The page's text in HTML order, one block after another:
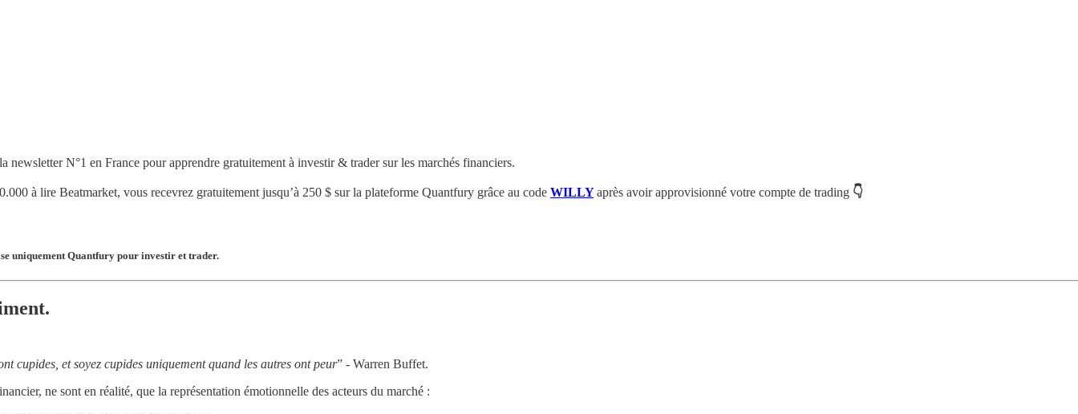
newsletter N°1 en France pour apprendre gratuitement à investir & trader sur les marchés financiers.
à lire Beatmarket, vous recevrez gratuitement jusqu’à 250 $ sur la plateforme Quantfury grâce au code WILLY après avoir approvisionné votre compte de trading 👇
uniquement Quantfury pour investir et trader.
cupides, et soyez cupides uniquement quand les autres ont peur” - Warren Buffet.
ne sont en réalité, que la représentation émotionnelle des acteurs du marché :